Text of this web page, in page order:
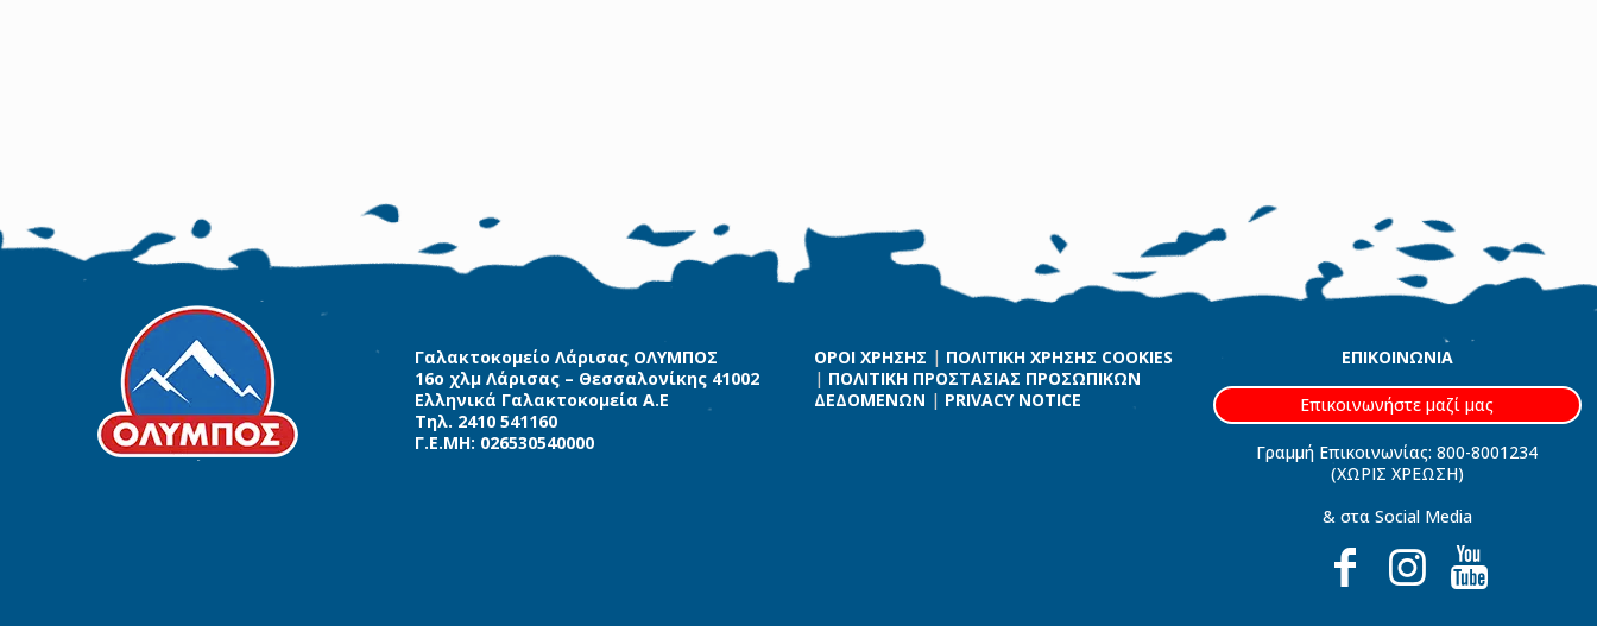
Γαλακτοκομείο Λάρισας ΟΛΥΜΠΟΣ
16ο χλμ Λάρισας – Θεσσαλονίκης 41002
Ελληνικά Γαλακτοκομεία Α.Ε
Τηλ. 2410 541160
Γ.Ε.ΜΗ: 026530540000
ΟΡΟΙ ΧΡΗΣΗΣ | ΠΟΛΙΤΙΚΗ ΧΡΗΣΗΣ COOKIES
| ΠΟΛΙΤΙΚΗ ΠΡΟΣΤΑΣΙΑΣ ΠΡΟΣΩΠΙΚΩΝ
ΔΕΔΟΜΕΝΩΝ | PRIVACY NOTICE
ΕΠΙΚΟΙΝΩΝΙΑ
Επικοινωνήστε μαζί μας
Γραμμή Επικοινωνίας: 800-8001234
(ΧΩΡΙΣ ΧΡΕΩΣΗ)
& στα Social Media